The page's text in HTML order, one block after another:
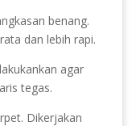
benang.
dan lebih rapi.
agar
tegas.
Dikerjakan